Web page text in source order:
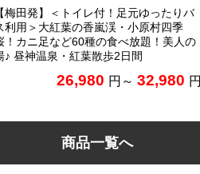
【梅田発】＜トイレ付！足元ゆったりバ
利用＞大紅葉の香嵐渓・小原村四季
！カニ足など60種の食べ放題！美人の
♪ 昼神温泉・紅葉散歩2日間
26,980 円～32,980 円
商品一覧へ